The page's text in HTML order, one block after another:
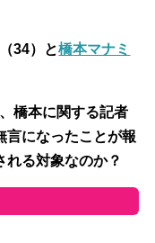
（34）と橋本マナミ
橋本に関する記者
言になったことが報
れる対象なのか？